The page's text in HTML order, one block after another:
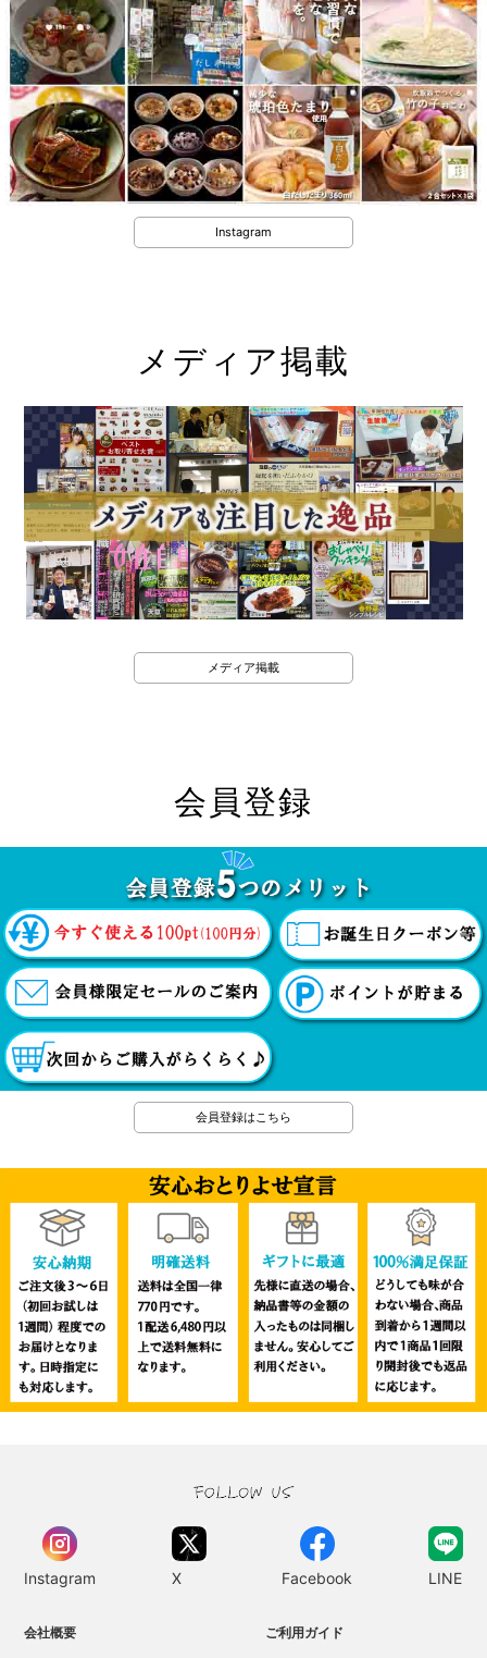
Instagram
メディア掲載
メディア掲載
会員登録
会員登録はこちら
Instagram X Facebook LINE
会社概要 ご利用ガイド